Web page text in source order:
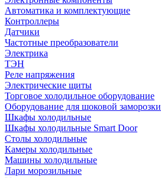
Автоматика и комплектующие
Контроллеры
Датчики
Частотные преобразователи
Электрика
ТЭН
Реле напряжения
Электрические щиты
Торговое холодильное оборудование
Оборудование для шоковой заморозки
Шкафы холодильные
Шкафы холодильные Smart Door
Столы холодильные
Камеры холодильные
Машины холодильные
Лари морозильные